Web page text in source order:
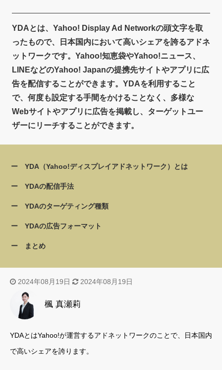
YDAとは、Yahoo! Display Ad Networkの頭文字を取
ったもので、日本国内において高いシェアを誇るアドネ
ットワークです。Yahoo!知恵袋やYahoo!ニュース、
LINEなどのYahoo! Japanの提携先サイトやアプリに広
告を配信することができます。YDAを利用すること
で、何度も設定する手間をかけることなく、多様な
Webサイトやアプリに広告を掲載し、ターゲットユー
ザーにリーチすることができます。
YDA（Yahoo!ディスプレイアドネットワーク）とは
YDAの配信手法
YDAのターゲティング種類
YDAの広告フォーマット
まとめ
2024年08月19日 2024年08月19日
楓 真瀬莉
YDAとはYahoo!が運営するアドネットワークのことで、日本国内
で高いシェアを誇ります。